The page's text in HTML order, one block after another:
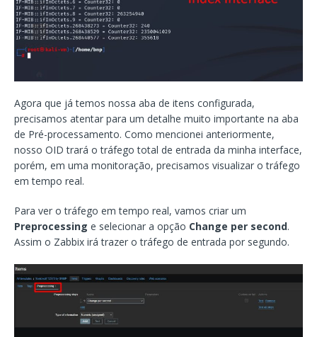
Agora que já temos nossa aba de itens configurada,
precisamos atentar para um detalhe muito importante na aba
de Pré-processamento. Como mencionei anteriormente,
nosso OID trará o tráfego total de entrada da minha interface,
porém, em uma monitoração, precisamos visualizar o tráfego
em tempo real.
Para ver o tráfego em tempo real, vamos criar um
Preprocessing e selecionar a opção Change per second.
Assim o Zabbix irá trazer o tráfego de entrada por segundo.